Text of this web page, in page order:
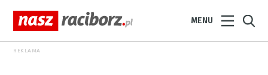
MENU
REKLAMA